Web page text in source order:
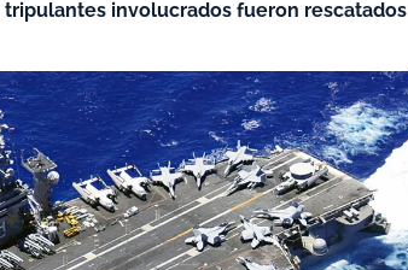
tripulantes involucrados fueron rescatados